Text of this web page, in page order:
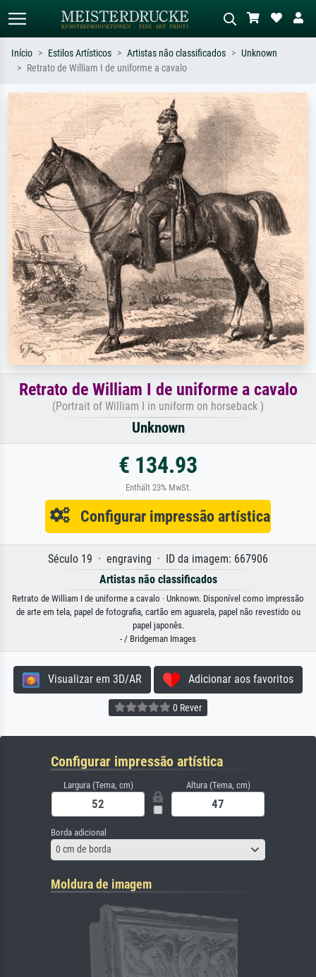
Pesquise por artista, título ou estilo –
ex: Monet, Noite Estrelada,
impressionismo, onda de Hokusai, nu.
Descreva a cena – ex: prado verde,
abstrato com muito vermelho, pintura
a óleo escura, nu em pé ao lado de
uma árvore.
Início Estilos Artísticos Artistas não classificados
Unknown
Retrato de William I de uniforme a cavalo
Retrato de William I de uniforme a cavalo
(Portrait of William I in uniform on horseback )
Unknown
€ 134.93
Enthält 23% MwSt.
Configurar impressão artística
Século 19 · engraving · ID da imagem: 667906
Artistas não classificados
Retrato de William I de uniforme a cavalo · Unknown. Disponível como impressão
de arte em tela, papel de fotografia, cartão em aguarela, papel não revestido ou
papel japonês.
- / Bridgeman Images
Visualizar em 3D/AR Adicionar aos favoritos
0 Rever
Configurar impressão artística
Largura (Tema, cm) Altura (Tema, cm)
Borda adicional
0 cm de borda
Moldura de imagem